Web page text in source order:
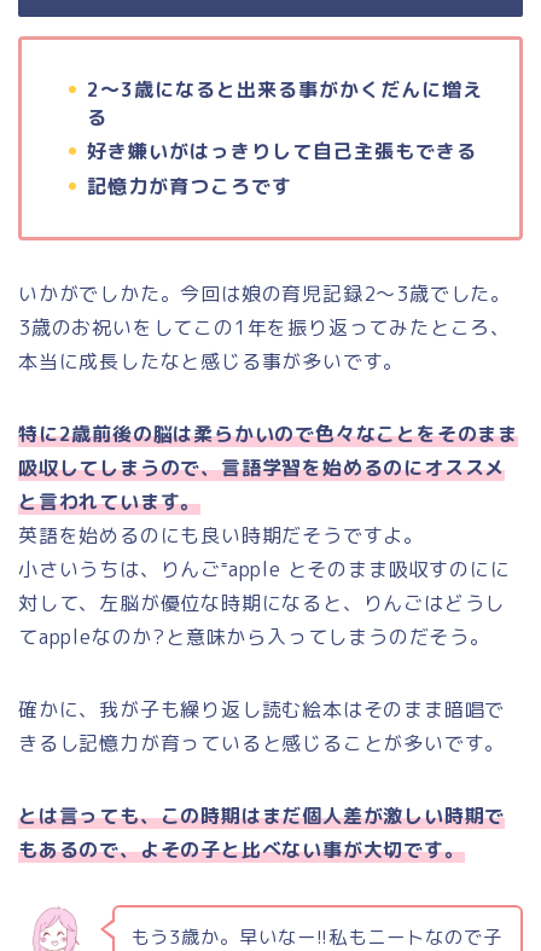
2～3歳になると出来る事がかくだんに増え
る
好き嫌いがはっきりして自己主張もできる
記憶力が育つころです
いかがでしかた。今回は娘の育児記録2～3歳でした。
3歳のお祝いをしてこの1年を振り返ってみたところ、
本当に成長したなと感じる事が多いです。
特に2歳前後の脳は柔らかいので色々なことをそのまま
吸収してしまうので、言語学習を始めるのにオススメ
と言われています。
英語を始めるのにも良い時期だそうですよ。
小さいうちは、りんご⁼apple とそのまま吸収すのにに
対して、左脳が優位な時期になると、りんごはどうし
てappleなのか?と意味から入ってしまうのだそう。
確かに、我が子も繰り返し読む絵本はそのまま暗唱で
きるし記憶力が育っていると感じることが多いです。
とは言っても、この時期はまだ個人差が激しい時期で
もあるので、よその子と比べない事が大切です。
もう3歳か。早いなー!!私もニートなので子